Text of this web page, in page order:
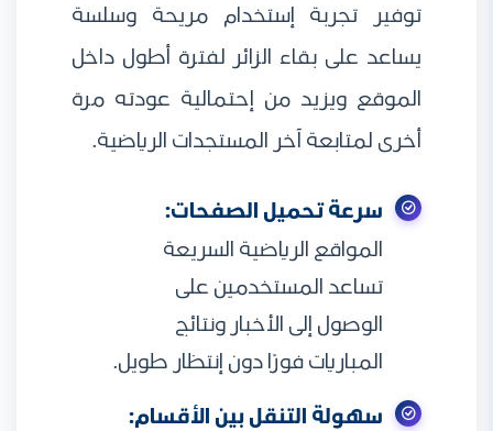
توفير تجربة إستخدام مريحة وسلسة
يساعد على بقاء الزائر لفترة أطول داخل
الموقع ويزيد من إحتمالية عودته مرة
أخرى لمتابعة آخر المستجدات الرياضية.
سرعة تحميل الصفحات:
المواقع الرياضية السريعة
تساعد المستخدمين على
الوصول إلى الأخبار ونتائج
المباريات فورًا دون إنتظار طويل.
سهولة التنقل بين الأقسام: